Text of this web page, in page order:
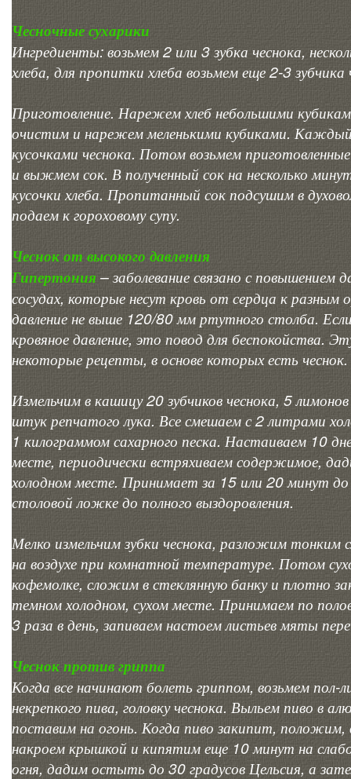
Чесночные сухарики
Ингредиенты: возьмем 2 или 3 зубка чеснока,
хлеба, для пропитки хлеба возьмем еще 2-3 зубчика
Приготовление. Нарежем хлеб небольшими
очистим и нарежем меленькими кубиками. Каждый
кусочками чеснока. Потом возьмем
и выжмем сок. В полученный сок на несколько
кусочки хлеба. Пропитанный сок подсушим в
подаем к гороховому супу.
Чеснок от высокого давления
Гипертония – заболевание связано с повышением
сосудах, которые несут кровь от сердца к разным
давление не выше 120/80 мм ртутного столба.
кровяное давление, это повод для беспокойства.
некоторые рецепты, в основе которых есть чеснок.
Измельчим в кашицу 20 зубчиков чеснока, 5
штук репчатого лука. Все смешаем с 2 литрами
1 килограммом сахарного песка. Настаиваем 10
месте, периодически встряхиваем содержимое,
холодном месте. Принимает за 15 или 20 минут
столовой ложке до полного выздоровления.
Мелко измельчим зубки чеснока, разложим тонким
на воздухе при комнатной температуре. Потом
кофемолке, сложим в стеклянную банку и плотно
темном холодном, сухом месте. Принимаем по
3 раза в день, запиваем настоем листьев мяты
Чеснок против гриппа
Когда все начинают болеть гриппом, возьмем пол-
некрепкого пива, головку чеснока. Выльем пиво в
поставим на огонь. Когда пиво закипит, положим,
накроем крышкой и кипятим еще 10 минут на
огня, дадим остыть до 30 градусов Цельсия, а